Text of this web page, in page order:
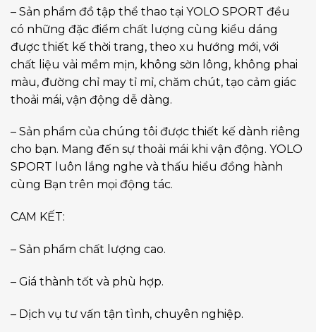
– Sản phẩm đồ tập thể thao tại YOLO SPORT đều
có những đặc điểm chất lượng cùng kiểu dáng
được thiết kế thời trang, theo xu hướng mới, với
chất liệu vải mềm mịn, không sờn lông, không phai
màu, đường chỉ may tỉ mỉ, chăm chút, tạo cảm giác
thoải mái, vận động dễ dàng.
– Sản phẩm của chúng tôi được thiết kế dành riêng
cho bạn. Mang đến sự thoải mái khi vận động. YOLO
SPORT luôn lắng nghe và thấu hiểu đồng hành
cùng Bạn trên mọi động tác.
CAM KẾT:
– Sản phẩm chất lượng cao.
– Giá thành tốt và phù hợp.
– Dịch vụ tư vấn tận tình, chuyên nghiệp.